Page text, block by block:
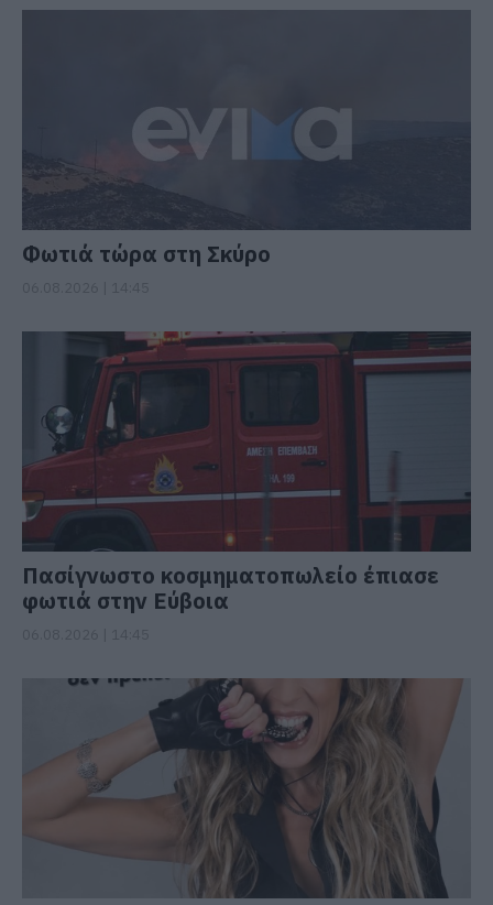
Φωτιά τώρα στη Σκύρο
Πασίγνωστο κοσμηματοπωλείο έπιασε
φωτιά στην Εύβοια